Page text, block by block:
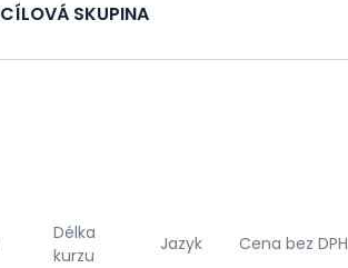
CÍLOVÁ SKUPINA
Délka
kurzu
Jazyk Cena bez DPH